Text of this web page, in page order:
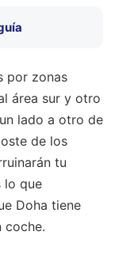
por zonas
área sur y otro
lado a otro de
de los
tu
lo que
Doha tiene
coche.